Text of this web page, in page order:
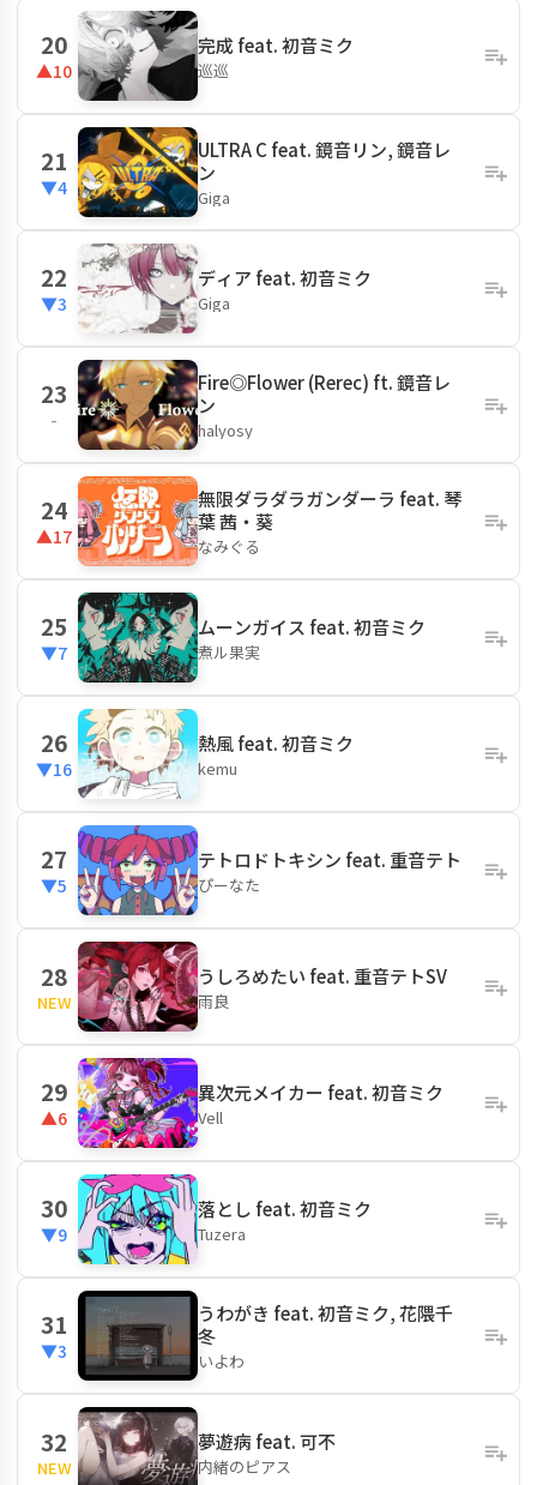
20
▲10
完成 feat. 初音ミク
巡巡
21
▼4
ULTRA C feat. 鏡音リン, 鏡音レ
ン
Giga
22
▼3
ディア feat. 初音ミク
Giga
23
-
Fire◎Flower (Rerec) ft. 鏡音レ
ン
halyosy
24
▲17
無限ダラダラガンダーラ feat. 琴
葉 茜・葵
なみぐる
25
▼7
ムーンガイス feat. 初音ミク
煮ル果実
26
▼16
熱風 feat. 初音ミク
kemu
27
▼5
テトロドトキシン feat. 重音テト
ぴーなた
28
NEW
うしろめたい feat. 重音テトSV
雨良
29
▲6
異次元メイカー feat. 初音ミク
Vell
30
▼9
落とし feat. 初音ミク
Tuzera
31
▼3
うわがき feat. 初音ミク, 花隈千
冬
いよわ
32
NEW
夢遊病 feat. 可不
内緒のピアス